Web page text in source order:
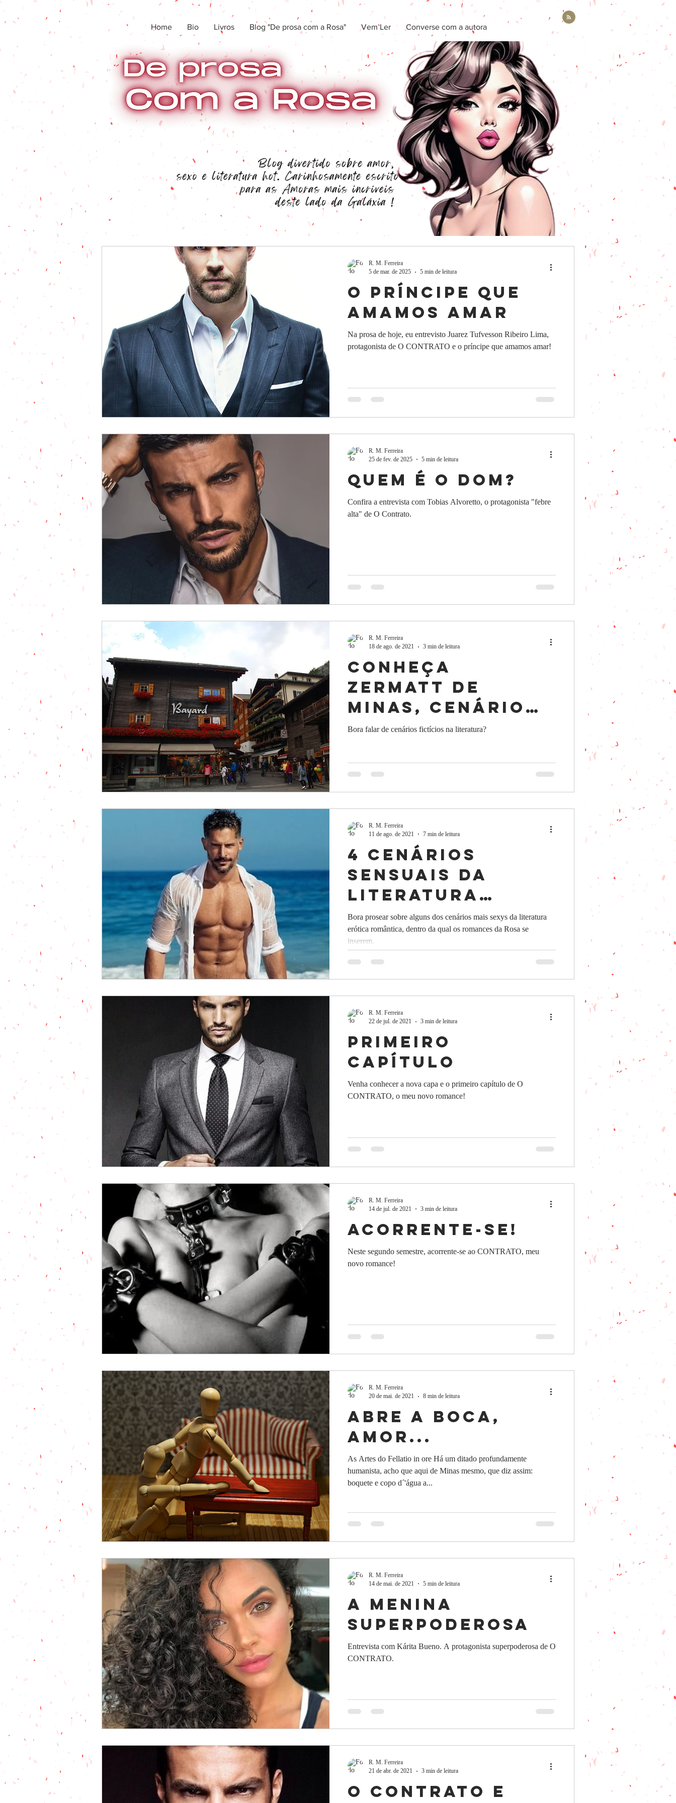
Home Bio Livros Blog "De prosa com a Rosa" Vem Ler Converse com a autora
o príncipe que
amamos amar
Na prosa de hoje, eu entrevisto Juarez Tufvesson Ribeiro Lima,
protagonista de O CONTRATO e o príncipe que amamos amar!
R. M. Ferreira
5 de mar. de 2025
5 min de leitura
Quem é o Dom?
Confira a entrevista com Tobias Alvoretto, o protagonista "febre
alta" de O Contrato.
R. M. Ferreira
25 de fev. de 2025
5 min de leitura
Conheça
Zermatt de
Minas, cenário
de O Contrato
Bora falar de cenários fictícios na literatura?
R. M. Ferreira
18 de ago. de 2021
3 min de leitura
4 cenários
sensuais da
literatura
erótica
romântica, pra
você ler e
viajar
Bora prosear sobre alguns dos cenários mais sexys da literatura
erótica romântica, dentro da qual os romances da Rosa se
inserem.
R. M. Ferreira
11 de ago. de 2021
7 min de leitura
Primeiro
Capítulo
Venha conhecer a nova capa e o primeiro capítulo de O
CONTRATO, o meu novo romance!
R. M. Ferreira
22 de jul. de 2021
3 min de leitura
Acorrente-se!
Neste segundo semestre, acorrente-se ao CONTRATO, meu
novo romance!
R. M. Ferreira
14 de jul. de 2021
3 min de leitura
Abre a boca,
amor...
As Artes do Fellatio in ore Há um ditado profundamente
humanista, acho que aqui de Minas mesmo, que diz assim:
boquete e copo d´'água a...
R. M. Ferreira
20 de mai. de 2021
8 min de leitura
A menina
superpoderosa
Entrevista com Kárita Bueno. A protagonista superpoderosa de O
CONTRATO.
R. M. Ferreira
14 de mai. de 2021
5 min de leitura
o Contrato e
R. M. Ferreira
21 de abr. de 2021
3 min de leitura